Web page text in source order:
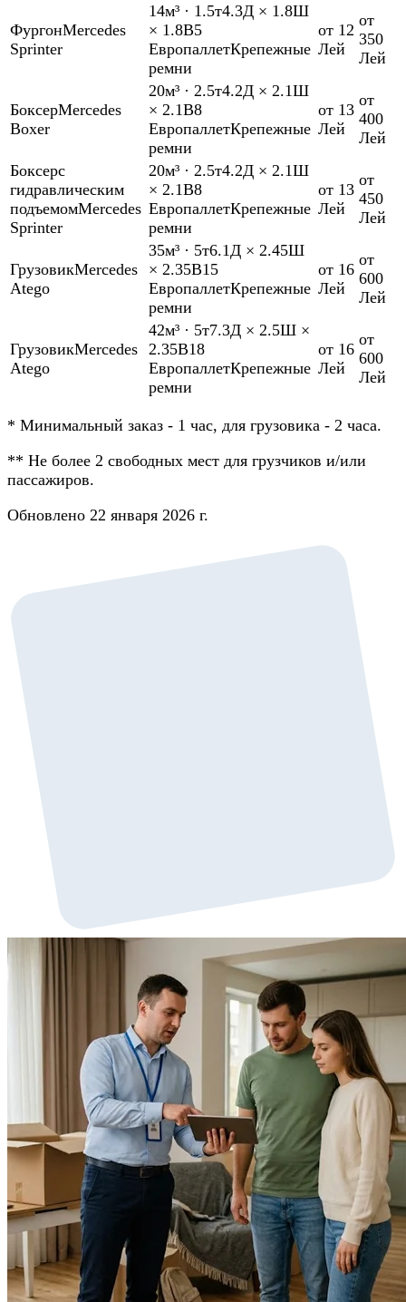
ФургонMercedes
Sprinter
14м³ · 1.5т4.3Д × 1.8Ш
× 1.8В5
ЕвропаллетКрепежные
ремни
от 12
Лей
от
350
Лей
БоксерMercedes
Boxer
20м³ · 2.5т4.2Д × 2.1Ш
× 2.1В8
ЕвропаллетКрепежные
ремни
от 13
Лей
от
400
Лей
Боксерс
гидравлическим
подъемомMercedes
Sprinter
20м³ · 2.5т4.2Д × 2.1Ш
× 2.1В8
ЕвропаллетКрепежные
ремни
от 13
Лей
от
450
Лей
ГрузовикMercedes
Atego
35м³ · 5т6.1Д × 2.45Ш
× 2.35В15
ЕвропаллетКрепежные
ремни
от 16
Лей
от
600
Лей
ГрузовикMercedes
Atego
42м³ · 5т7.3Д × 2.5Ш ×
2.35В18
ЕвропаллетКрепежные
ремни
от 16
Лей
от
600
Лей
* Минимальный заказ - 1 час, для грузовика - 2 часа.
** Не более 2 свободных мест для грузчиков и/или
пассажиров.
Обновлено 22 января 2026 г.